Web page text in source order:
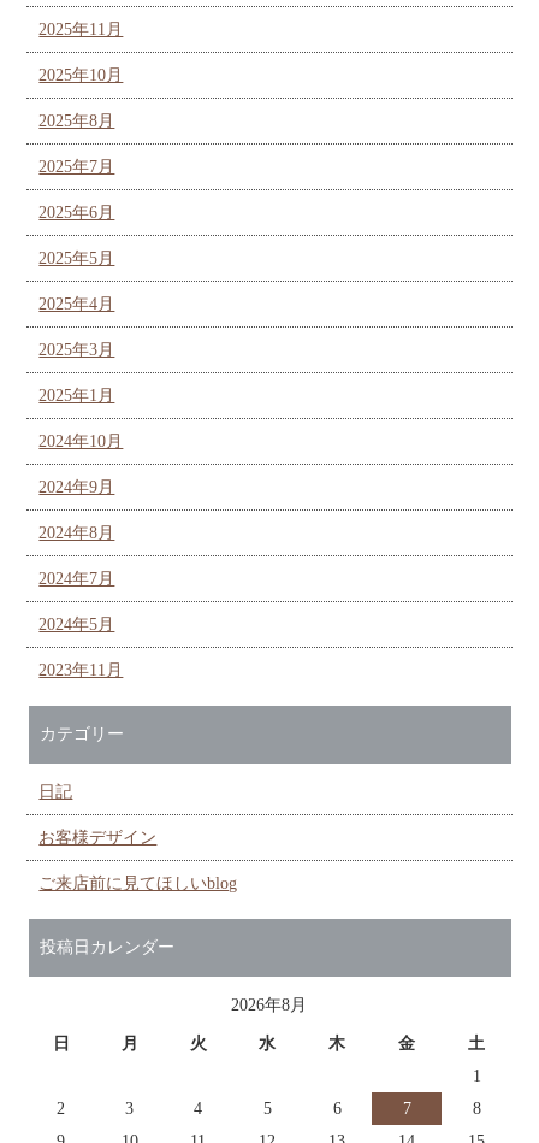
2025年11月
2025年10月
2025年8月
2025年7月
2025年6月
2025年5月
2025年4月
2025年3月
2025年1月
2024年10月
2024年9月
2024年8月
2024年7月
2024年5月
2023年11月
カテゴリー
日記
お客様デザイン
ご来店前に見てほしいblog
投稿日カレンダー
2026年8月
日 月 火 水 木 金
土
1
2
3 4 5 6 7
8